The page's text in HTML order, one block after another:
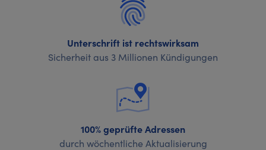
Unterschrift ist rechtswirksam
Sicherheit aus 3 Millionen Kündigungen
100% geprüfte Adressen
durch wöchentliche Aktualisierung